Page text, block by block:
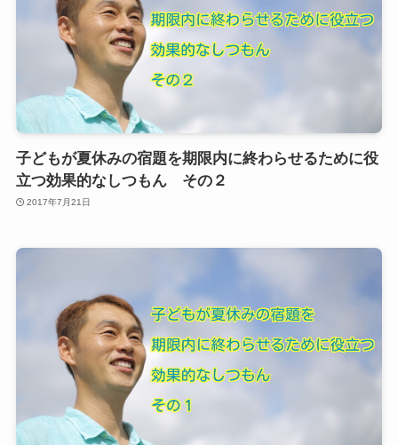
子どもが夏休みの宿題を期限内に終わらせるために役
立つ効果的なしつもん その２
2017年7月21日